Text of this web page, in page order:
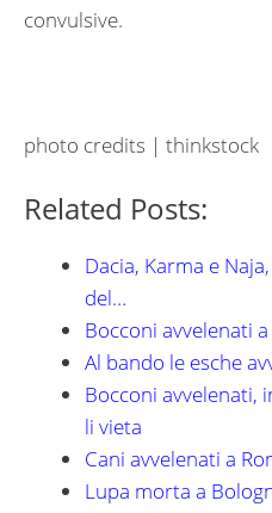
convulsive.
photo credits | thinkstock
Related Posts:
Dacia, Karma e
del…
Bocconi avvelenati
Al bando le esche
Bocconi avvelenati,
li vieta
Cani avvelenati a
Lupa morta a